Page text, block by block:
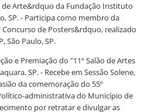
Arte&rdquo da Fundação Instituto
SP. - Participa como membro da
de Posters&rdquo, realizado
São Paulo, SP.
e Premiação do "11º Salão de Artes
SP. - Recebe em Sessão Solene,
da comemoração do 55º
administrativa do Município de
por retratar e divulgar as